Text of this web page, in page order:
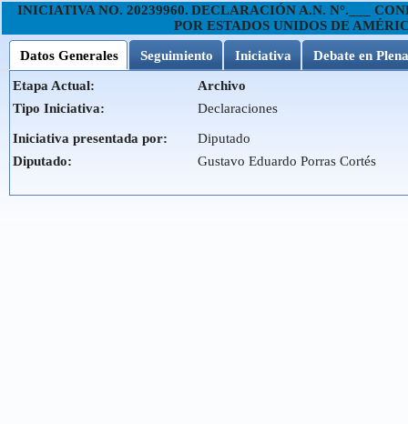
INICIATIVA NO. 20239960. DECLARACIÓN A.N. N°.___
POR ESTADOS UNIDOS DE
Datos Generales Seguimiento Iniciativa Debate en
Etapa Actual:
Archivo
Tipo Iniciativa:
Declaraciones
Iniciativa presentada por:
Diputado
Diputado:
Gustavo Eduardo Porras Cortés